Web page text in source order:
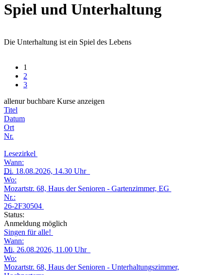
Spiel und Unterhaltung
Die Unterhaltung ist ein Spiel des Lebens
1
2
3
allenur buchbare Kurse anzeigen
Titel
Datum
Ort
Nr.
Lesezirkel
Wann:
Di. 18.08.2026, 14.30 Uhr
Wo:
Mozartstr. 68, Haus der Senioren - Gartenzimmer, EG
Nr.:
26-2F30504
Status:
Anmeldung möglich
Singen für alle!
Wann:
Mi. 26.08.2026, 11.00 Uhr
Wo:
Mozartstr. 68, Haus der Senioren - Unterhaltungszimmer,